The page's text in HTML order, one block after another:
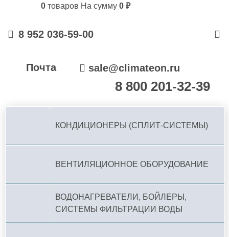
0 товаров На сумму 0 ₽
8 952 036-59-00
Почта sale@climateon.ru
8 800 201-32-39
КОНДИЦИОНЕРЫ (СПЛИТ-СИСТЕМЫ)
ВЕНТИЛЯЦИОННОЕ ОБОРУДОВАНИЕ
ВОДОНАГРЕВАТЕЛИ, БОЙЛЕРЫ,
СИСТЕМЫ ФИЛЬТРАЦИИ ВОДЫ